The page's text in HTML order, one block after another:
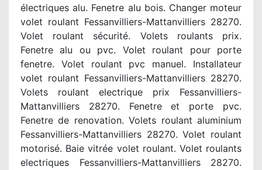
électriques alu. Fenetre alu bois. Changer moteur
volet roulant Fessanvilliers-Mattanvilliers 28270.
Volet roulant sécurité. Volets roulants prix.
Fenetre alu ou pvc. Volet roulant pour porte
fenetre. Volet roulant pvc manuel. Installateur
volet roulant Fessanvilliers-Mattanvilliers 28270.
Volets roulant electrique prix Fessanvilliers-
Mattanvilliers 28270. Fenetre et porte pvc.
Fenetre de renovation. Volets roulant aluminium
Fessanvilliers-Mattanvilliers 28270. Volet roulant
motorisé. Baie vitrée volet roulant. Volet roulants
electriques Fessanvilliers-Mattanvilliers 28270.